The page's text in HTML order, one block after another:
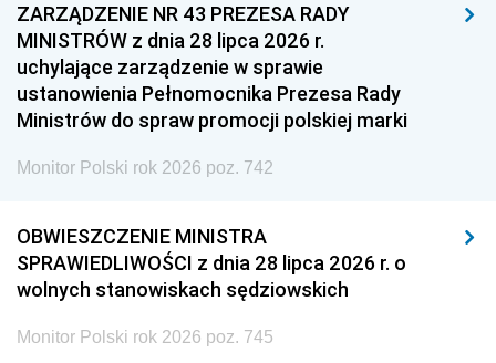
ZARZĄDZENIE NR 43 PREZESA RADY
MINISTRÓW z dnia 28 lipca 2026 r.
uchylające zarządzenie w sprawie
ustanowienia Pełnomocnika Prezesa Rady
Ministrów do spraw promocji polskiej marki
Monitor Polski rok 2026 poz. 742
OBWIESZCZENIE MINISTRA
SPRAWIEDLIWOŚCI z dnia 28 lipca 2026 r. o
wolnych stanowiskach sędziowskich
Monitor Polski rok 2026 poz. 745